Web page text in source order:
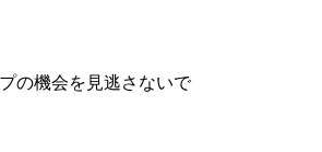
の機会を見逃さないで